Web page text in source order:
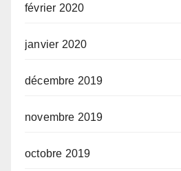
février 2020
janvier 2020
décembre 2019
novembre 2019
octobre 2019